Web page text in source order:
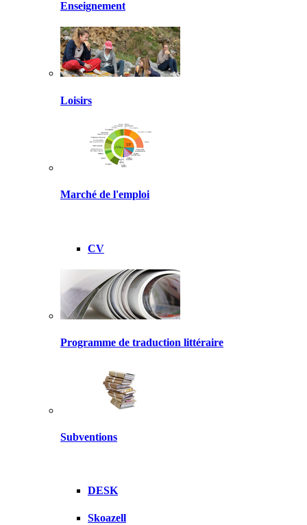
Enseignement
Loisirs
Marché de l'emploi
CV
Programme de traduction littéraire
Subventions
DESK
Skoazell